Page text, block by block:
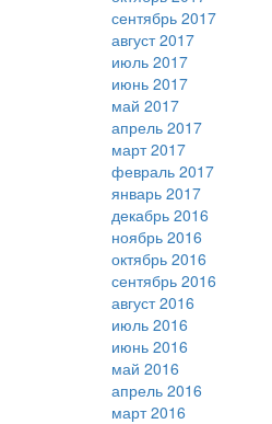
сентябрь 2017
август 2017
июль 2017
июнь 2017
май 2017
апрель 2017
март 2017
февраль 2017
январь 2017
декабрь 2016
ноябрь 2016
октябрь 2016
сентябрь 2016
август 2016
июль 2016
июнь 2016
май 2016
апрель 2016
март 2016